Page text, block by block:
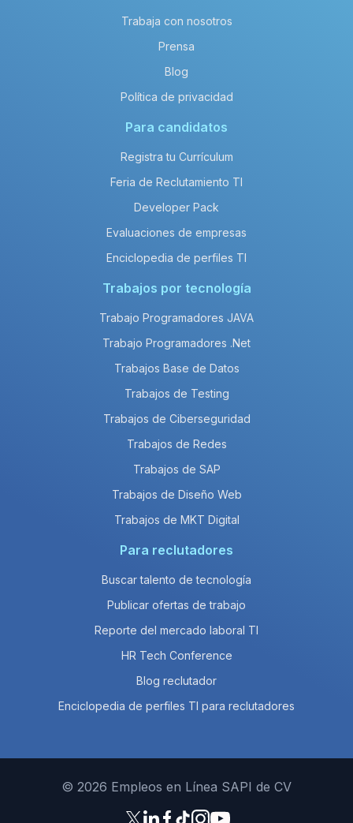
Trabaja con nosotros
Prensa
Blog
Política de privacidad
Para candidatos
Registra tu Currículum
Feria de Reclutamiento TI
Developer Pack
Evaluaciones de empresas
Enciclopedia de perfiles TI
Trabajos por tecnología
Trabajo Programadores JAVA
Trabajo Programadores .Net
Trabajos Base de Datos
Trabajos de Testing
Trabajos de Ciberseguridad
Trabajos de Redes
Trabajos de SAP
Trabajos de Diseño Web
Trabajos de MKT Digital
Para reclutadores
Buscar talento de tecnología
Publicar ofertas de trabajo
Reporte del mercado laboral TI
HR Tech Conference
Blog reclutador
Enciclopedia de perfiles TI para reclutadores
© 2026 Empleos en Línea SAPI de CV